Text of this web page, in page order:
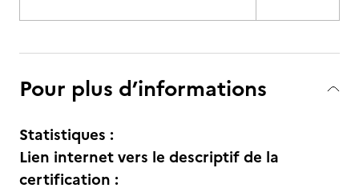
Pour plus d’informations
Statistiques :
Lien internet vers le descriptif de la
certification :